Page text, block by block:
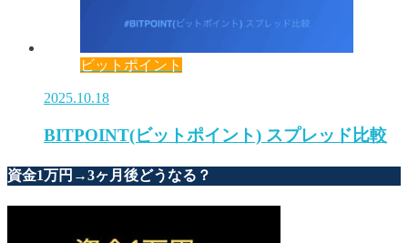
ビットポイント
2025.10.18
BITPOINT(ビットポイント) スプレッド比較
資金1万円→3ヶ月後どうなる？